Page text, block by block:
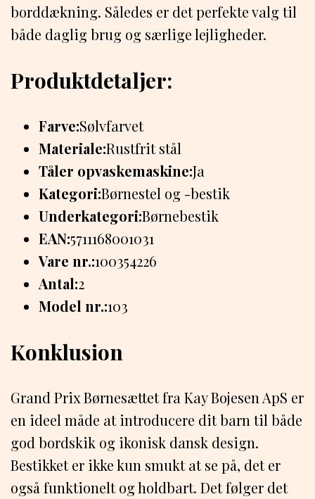
borddækning. Således er det perfekte valg til
både daglig brug og særlige lejligheder.
Produktdetaljer:
Farve:Sølvfarvet
Materiale:Rustfrit stål
Tåler opvaskemaskine:Ja
Kategori:Børnestel og -bestik
Underkategori:Børnebestik
EAN:5711168001031
Vare nr.:100354226
Antal:2
Model nr.:103
Konklusion
Grand Prix Børnesættet fra Kay Bojesen ApS er
en ideel måde at introducere dit barn til både
god bordskik og ikonisk dansk design.
Bestikket er ikke kun smukt at se på, det er
også funktionelt og holdbart. Det følger det